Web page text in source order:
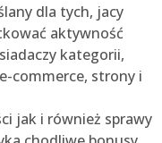
dla tych, jacy
aktywność
kategorii,
commerce, strony i
jak i również sprawy